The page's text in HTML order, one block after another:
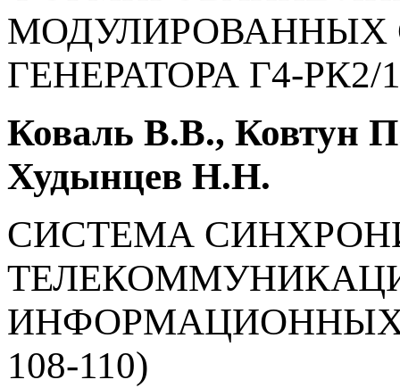
МОДУЛИРОВАННЫХ
ГЕНЕРАТОРА Г4-РК2/
Коваль В.В., Ковтун
Худынцев Н.Н.
СИСТЕМА
ИНФОРМАЦИОННЫХ
108-110)